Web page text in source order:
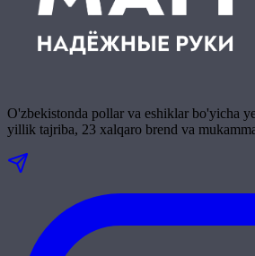
O'zbekistonda pollar va eshiklar bo'yicha
yillik tajriba, 23 xalqaro brend va